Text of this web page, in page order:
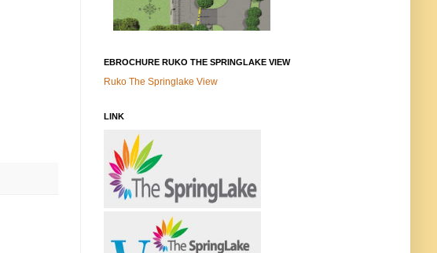
EBROCHURE RUKO THE SPRINGLAKE VIEW
Ruko The Springlake View
LINK